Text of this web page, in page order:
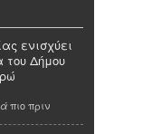
ενισχύει
του Δήμου
πιο πριν